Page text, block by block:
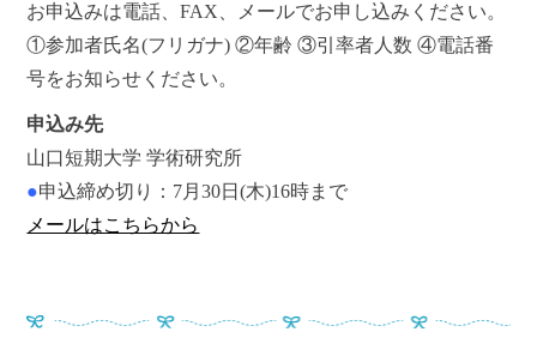
お申込みは電話、FAX、メールでお申し込みください。
①参加者氏名(フリガナ) ②年齢 ③引率者人数 ④電話番
号をお知らせください。
申込み先
山口短期大学 学術研究所
●申込締め切り：7月30日(木)16時まで
メールはこちらから